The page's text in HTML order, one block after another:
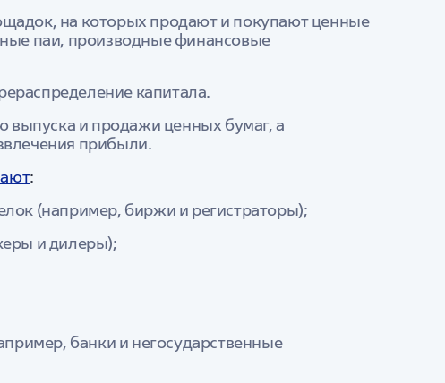
на которых продают и покупают ценные
паи, производные финансовые
капитала.
и продажи ценных бумаг, а
прибыли.
:
(например, биржи и регистраторы);
и дилеры);
банки и негосударственные